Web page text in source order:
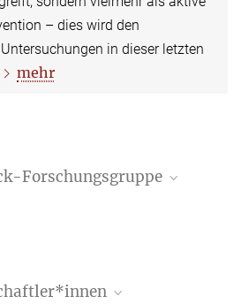
– dies wird den
in dieser letzten
mehr
Forschungsgruppe